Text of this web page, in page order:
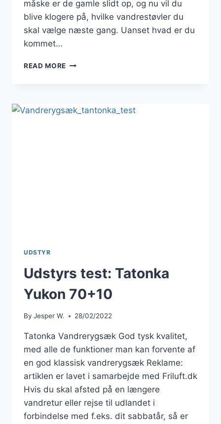
måske er de gamle slidt op, og nu vil du
blive klogere på, hvilke vandrestøvler du
skal vælge næste gang. Uanset hvad er du
kommet…
READ MORE FIND
TIPS
OG
UDSTYR
Udstyrs test: Tatonka
Yukon 70+10
By Jesper W. 28/02/2022
Tatonka Vandrerygsæk God tysk kvalitet,
med alle de funktioner man kan forvente af
en god klassisk vandrerygsæk Reklame:
artiklen er lavet i samarbejde med Friluft.dk
Hvis du skal afsted på en længere
vandretur eller rejse til udlandet i
forbindelse med f.eks. dit sabbatår, så er